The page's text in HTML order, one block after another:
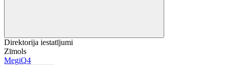
Direktorija iestatījumi
Zīmols
MegiQ4